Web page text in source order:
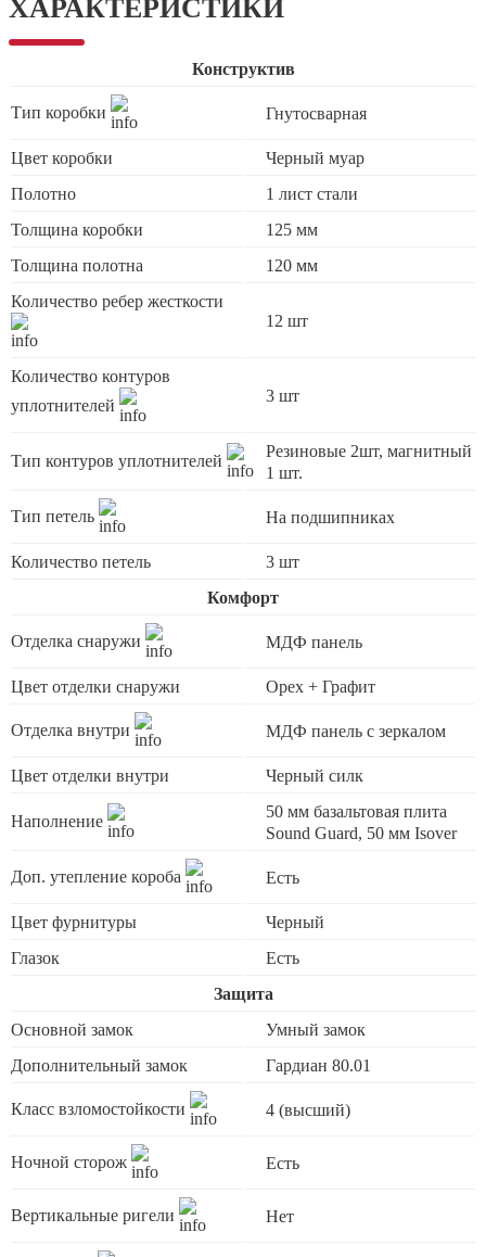
ХАРАКТЕРИСТИКИ
Конструктив
Тип коробки Гнутосварная
Цвет коробки
Черный муар
Полотно
1 лист стали
Толщина коробки
125 мм
Толщина полотна
120 мм
Количество ребер жесткости
12 шт
Количество контуров
уплотнителей
3 шт
Тип контуров уплотнителей
Резиновые 2шт, магнитный
1 шт.
Тип петель На подшипниках
Количество петель
3 шт
Комфорт
Отделка снаружи МДФ панель
Цвет отделки снаружи Орех + Графит
Отделка внутри МДФ панель с зеркалом
Цвет отделки внутри Черный силк
Наполнение
50 мм базальтовая плита
Sound Guard, 50 мм Isover
Доп. утепление короба Есть
Цвет фурнитуры
Черный
Глазок
Есть
Защита
Основной замок
Умный замок
Дополнительный замок
Гардиан 80.01
Класс взломостойкости 4 (высший)
Ночной сторож Есть
Вертикальные ригели Нет